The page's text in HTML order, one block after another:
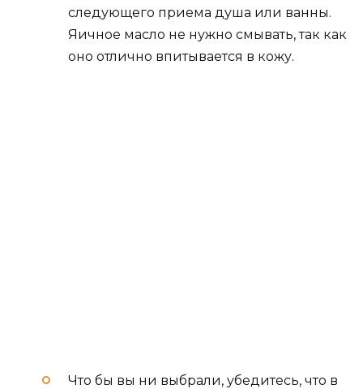
следующего приема душа или ванны.
Яичное масло не нужно смывать, так как
оно отлично впитывается в кожу.
Что бы вы ни выбрали, убедитесь, что в